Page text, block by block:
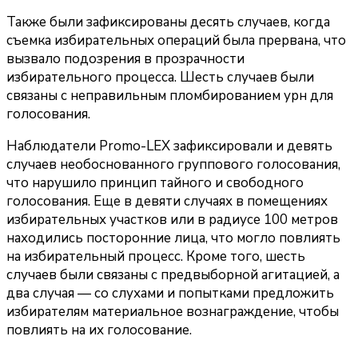
Также были зафиксированы десять случаев, когда
съемка избирательных операций была прервана, что
вызвало подозрения в прозрачности
избирательного процесса. Шесть случаев были
связаны с неправильным пломбированием урн для
голосования.
Наблюдатели Promo-LEX зафиксировали и девять
случаев необоснованного группового голосования,
что нарушило принцип тайного и свободного
голосования. Еще в девяти случаях в помещениях
избирательных участков или в радиусе 100 метров
находились посторонние лица, что могло повлиять
на избирательный процесс. Кроме того, шесть
случаев были связаны с предвыборной агитацией, а
два случая — со слухами и попытками предложить
избирателям материальное вознаграждение, чтобы
повлиять на их голосование.